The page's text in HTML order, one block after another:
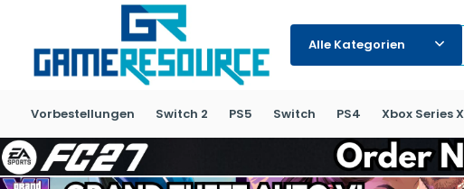
Alle Kategorien
Vorbestellungen Switch 2 PS5 Switch PS4 Xbox Series X